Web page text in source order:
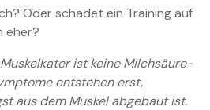
Oder schadet ein Training auf
eher?
ist keine Milchsäure-
entstehen erst,
aus dem Muskel abgebaut ist.